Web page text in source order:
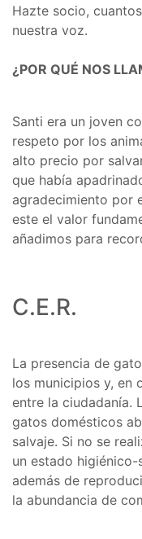
Hazte socio,
nuestra voz.
¿POR QUÉ NOS
Santi era un joven
respeto por los
alto precio por
que había
agradecimiento por
este el valor
añadimos para
C.E.R.
La presencia de
los municipios y, en
entre la ciudadanía.
gatos domésticos
salvaje. Si no se
un estado
además de
la abundancia de